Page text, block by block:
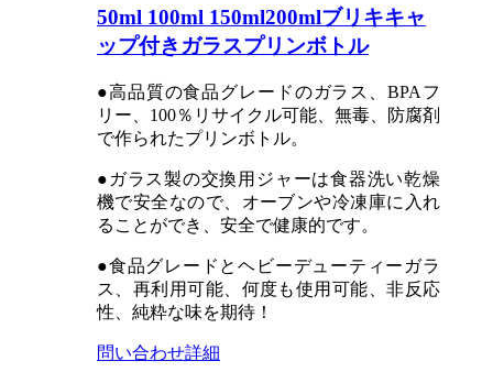
50ml 100ml 150ml200mlブリキキャ
ップ付きガラスプリンボトル
●高品質の食品グレードのガラス、BPAフ
リー、100％リサイクル可能、無毒、防腐剤
で作られたプリンボトル。
●ガラス製の交換用ジャーは食器洗い乾燥
機で安全なので、オーブンや冷凍庫に入れ
ることができ、安全で健康的です。
●食品グレードとヘビーデューティーガラ
ス、再利用可能、何度も使用可能、非反応
性、純粋な味を期待！
問い合わせ詳細